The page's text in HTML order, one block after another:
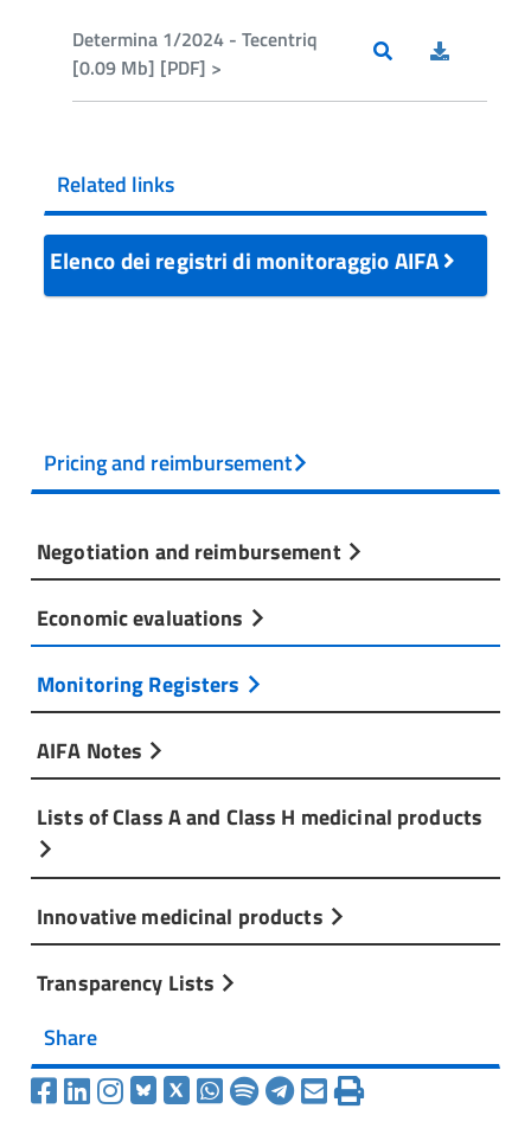
Determina 1/2024 - Tecentriq
[0.09 Mb] [PDF] >
Related links
Elenco dei registri di monitoraggio AIFA
Pricing and reimbursement
Negotiation and reimbursement
Economic evaluations
Monitoring Registers
AIFA Notes
Lists of Class A and Class H medicinal products
Innovative medicinal products
Transparency Lists
Share